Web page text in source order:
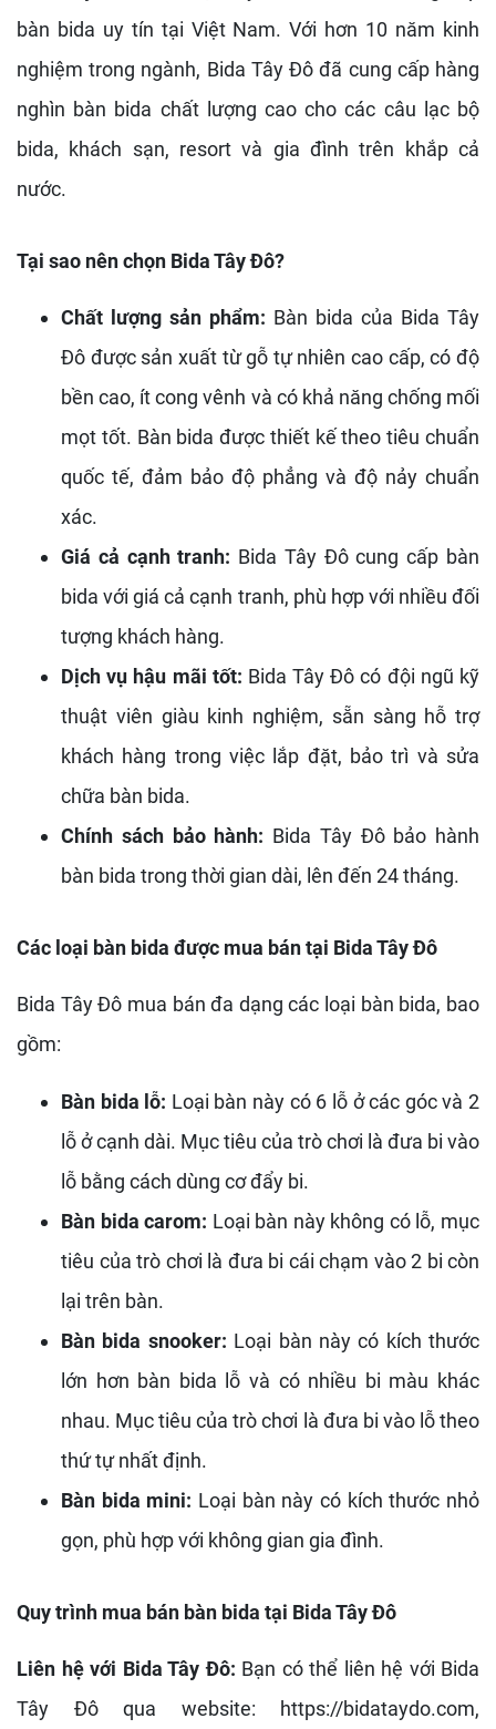
bàn bida uy tín tại Việt Nam. Với hơn 10 năm kinh
nghiệm trong ngành, Bida Tây Đô đã cung cấp hàng
nghìn bàn bida chất lượng cao cho các câu lạc bộ
bida, khách sạn, resort và gia đình trên khắp cả
nước.
Tại sao nên chọn Bida Tây Đô?
Chất lượng sản phẩm: Bàn bida của Bida Tây
Đô được sản xuất từ gỗ tự nhiên cao cấp, có độ
bền cao, ít cong vênh và có khả năng chống mối
mọt tốt. Bàn bida được thiết kế theo tiêu chuẩn
quốc tế, đảm bảo độ phẳng và độ nảy chuẩn
xác.
Giá cả cạnh tranh: Bida Tây Đô cung cấp bàn
bida với giá cả cạnh tranh, phù hợp với nhiều đối
tượng khách hàng.
Dịch vụ hậu mãi tốt: Bida Tây Đô có đội ngũ kỹ
thuật viên giàu kinh nghiệm, sẵn sàng hỗ trợ
khách hàng trong việc lắp đặt, bảo trì và sửa
chữa bàn bida.
Chính sách bảo hành: Bida Tây Đô bảo hành
bàn bida trong thời gian dài, lên đến 24 tháng.
Các loại bàn bida được mua bán tại Bida Tây Đô
Bida Tây Đô mua bán đa dạng các loại bàn bida, bao
gồm:
Bàn bida lỗ: Loại bàn này có 6 lỗ ở các góc và 2
lỗ ở cạnh dài. Mục tiêu của trò chơi là đưa bi vào
lỗ bằng cách dùng cơ đẩy bi.
Bàn bida carom: Loại bàn này không có lỗ, mục
tiêu của trò chơi là đưa bi cái chạm vào 2 bi còn
lại trên bàn.
Bàn bida snooker: Loại bàn này có kích thước
lớn hơn bàn bida lỗ và có nhiều bi màu khác
nhau. Mục tiêu của trò chơi là đưa bi vào lỗ theo
thứ tự nhất định.
Bàn bida mini: Loại bàn này có kích thước nhỏ
gọn, phù hợp với không gian gia đình.
Quy trình mua bán bàn bida tại Bida Tây Đô
Liên hệ với Bida Tây Đô: Bạn có thể liên hệ với Bida
Tây Đô qua website: https://bidataydo.com,